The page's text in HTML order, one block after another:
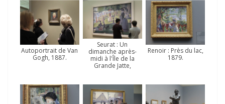
Autoportrait de Van
Gogh, 1887.
Seurat : Un
dimanche après-
midi à l'Île de la
Grande Jatte,
Renoir : Près du lac,
1879.